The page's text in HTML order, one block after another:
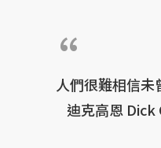
人們很難相信
迪克高恩 Dick